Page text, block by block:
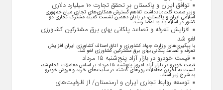
توافق ایران و پاکستان بر تحقق تجارت ۱۰ میلیارد دلاری
وزیر صمت گفت:یادداشت تفاهم گسترش همکاری‌های تجاری میان جمهوری
اسلامی ایران و پاکستان، در پایان دهمین نشست کمیته مشترک تجاری دو
کشور در اسلام‌آباد به امضا رسید.
افزایش تعرفه و تصاعد پلکانی بهای برق مشترکین کشاورزی
لغو شد
با پیگیری‌های وزارت جهاد کشاورزی و اتاق اصناف کشاورزی ایران افزایش
تعرفه و تصاعد پلکانی بهای برق مشترکین کشاورزی لغو شد.
قیمت خودرو در بازار آزاد پنج‌شنبه ۱۵ مرداد
قیمت خودرو در بازار آزاد امروز پنج‌شنبه ۱۵ مرداد بر اساس معاملات انجام شده
نسبت به آخرین معاملات روز‌های گذشته در سایت‌های خرید و فروش خودرو
به شرح زیر است.
توسعه روابط تجاری ایران و ارمنستان/ از ظرفیت‌های